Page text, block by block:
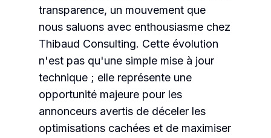
transparence, un mouvement que
nous saluons avec enthousiasme chez
Thibaud Consulting. Cette évolution
n'est pas qu'une simple mise à jour
technique ; elle représente une
opportunité majeure pour les
annonceurs avertis de déceler les
optimisations cachées et de maximiser